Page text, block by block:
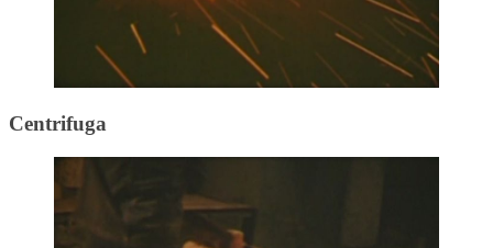
Centrifuga